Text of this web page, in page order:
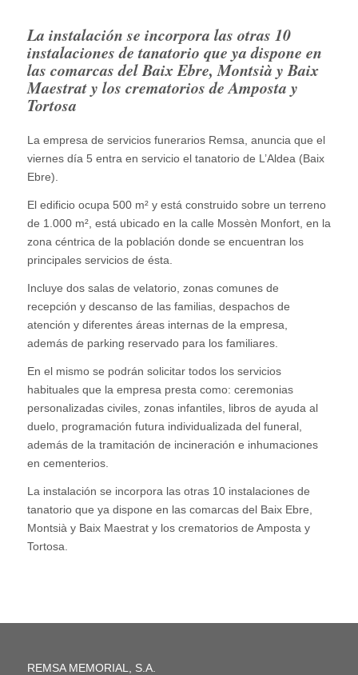
La instalación se incorpora las otras 10
instalaciones de tanatorio que ya dispone en
las comarcas del Baix Ebre, Montsià y Baix
Maestrat y los crematorios de Amposta y
Tortosa
La empresa de servicios funerarios Remsa, anuncia que el
viernes día 5 entra en servicio el tanatorio de L’Aldea (Baix
Ebre).
El edificio ocupa 500 m² y está construido sobre un terreno
de 1.000 m², está ubicado en la calle Mossèn Monfort, en la
zona céntrica de la población donde se encuentran los
principales servicios de ésta.
Incluye dos salas de velatorio, zonas comunes de
recepción y descanso de las familias, despachos de
atención y diferentes áreas internas de la empresa,
además de parking reservado para los familiares.
En el mismo se podrán solicitar todos los servicios
habituales que la empresa presta como: ceremonias
personalizadas civiles, zonas infantiles, libros de ayuda al
duelo, programación futura individualizada del funeral,
además de la tramitación de incineración e inhumaciones
en cementerios.
La instalación se incorpora las otras 10 instalaciones de
tanatorio que ya dispone en las comarcas del Baix Ebre,
Montsià y Baix Maestrat y los crematorios de Amposta y
Tortosa.
REMSA MEMORIAL, S.A.